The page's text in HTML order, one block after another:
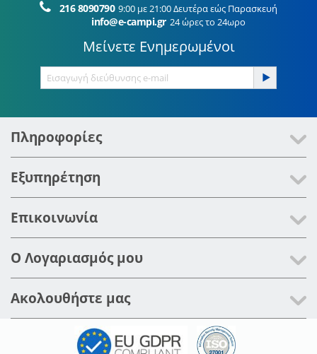
216 8090790 9:00 με 21:00 Δευτέρα εώς Παρασκευή
info@e-campi.gr 24 ώρες το 24ωρο
Μείνετε Ενημερωμένοι
Πληροφορίες
Εξυπηρέτηση
Επικοινωνία
Ο Λογαριασμός μου
Ακολουθήστε μας